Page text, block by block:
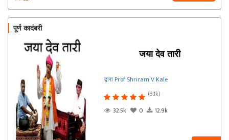
पूर्ण कादंबरी
जया देव तारी
द्वारा Prof Shriram V Kale
(3.1k)
32.5k
0 12.9k